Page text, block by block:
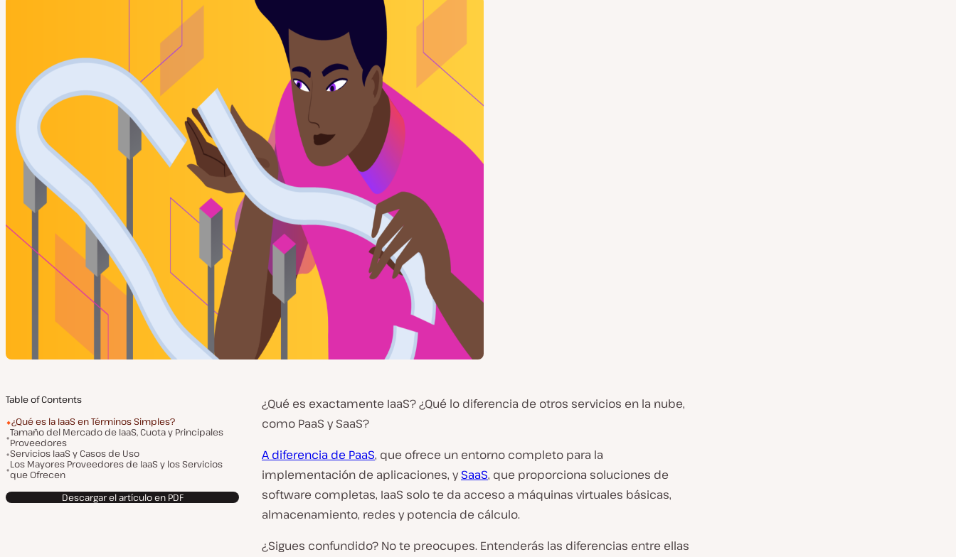
Table of Contents
¿Qué es la IaaS en Términos Simples?
Tamaño del Mercado de IaaS, Cuota y Principales
Proveedores
Servicios IaaS y Casos de Uso
Los Mayores Proveedores de IaaS y los Servicios
que Ofrecen
Descargar el artículo en PDF
¿Qué es exactamente IaaS? ¿Qué lo diferencia de otros servicios en la nube,
como PaaS y SaaS?
A diferencia de PaaS, que ofrece un entorno completo para la
implementación de aplicaciones, ySaaS, que proporciona soluciones de
software completas, IaaS solo te da acceso a máquinas virtuales básicas,
almacenamiento, redes y potencia de cálculo.
¿Sigues confundido? No te preocupes. Entenderás las diferencias entre ellas